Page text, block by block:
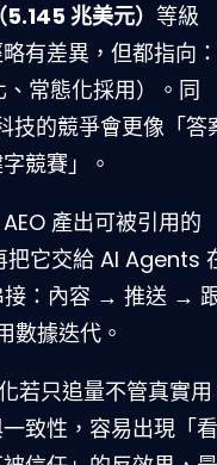
兆美元） 等級
略有差異，但都指向：
常態化採用）。同
技的競爭會更像「答
競賽」。
產出可被引用的
把它交給 AI Agents
接：內容 → 推送 →
數據迭代。
若只追量不管真實用
致性，容易出現「看